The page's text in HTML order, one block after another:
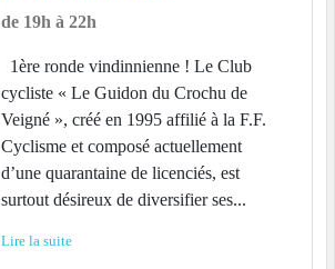
de 19h à 22h
1ère ronde vindinnienne ! Le Club
cycliste « Le Guidon du Crochu de
Veigné », créé en 1995 affilié à la F.F.
Cyclisme et composé actuellement
d’une quarantaine de licenciés, est
surtout désireux de diversifier ses...
Lire la suite